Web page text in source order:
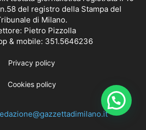
del registro della Stampa del
di Milano.
Pietro Pizzolla
& mobile: 351.5646236
Privacy policy
Cookies policy